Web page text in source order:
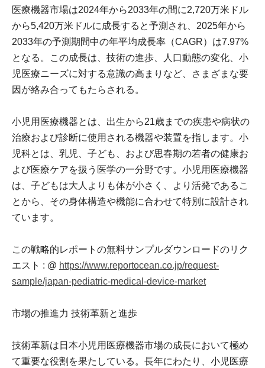
医療機器市場は2024年から2033年の間に2,720万米ドル
から5,420万米ドルに成長すると予測され、2025年から
2033年の予測期間中の年平均成長率（CAGR）は7.97%
となる。この成長は、技術の進歩、人口動態の変化、小
児医療ニーズに対する意識の高まりなど、さまざまな要
因が絡み合ってもたらされる。
小児用医療機器とは、出生から21歳までの疾患や病状の
治療および診断に使用される機器や装置を指します。小
児科とは、乳児、子ども、および思春期の若者の健康お
よび医療ケアを扱う医学の一分野です。小児用医療機器
は、子どもは大人よりも体が小さく、より活発であるこ
とから、その身体構造や機能に合わせて特別に設計され
ています。
この戦略的レポートの無料サンプルダウンロードのリク
エスト : @ https://www.reportocean.co.jp/request-
sample/japan-pediatric-medical-device-market
市場の推進力 技術革新と進歩
技術革新は日本小児用医療機器市場の成長において極め
て重要な役割を果たしている。長年にわたり、小児医療